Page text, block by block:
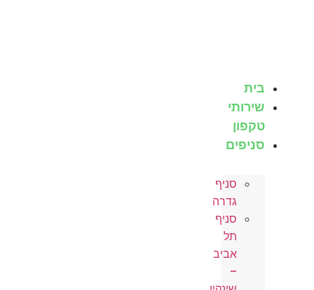
בית
שירותי
טקפון
סניפים
סניף
גדרה
סניף
תל
אביב
–